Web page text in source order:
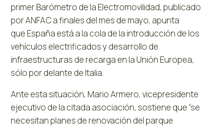
primer Barómetro de la Electromovilidad, publicado
por ANFAC a finales del mes de mayo, apunta
que España está a la cola de la introducción de los
vehículos electrificados y desarrollo de
infraestructuras de recarga en la Unión Europea,
sólo por delante de Italia.
Ante esta situación, Mario Armero, vicepresidente
ejecutivo de la citada asociación, sostiene que “se
necesitan planes de renovación del parque